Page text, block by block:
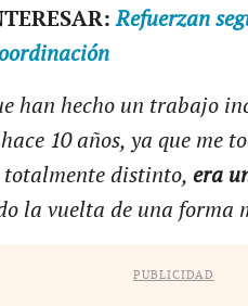
Refuerzan
han hecho un trabajo
10 años, ya que me
distinto, era
la vuelta de una forma
PUBLICIDAD